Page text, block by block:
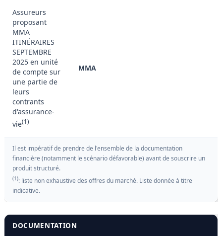
Assureurs
proposant
MMA
ITINÉRAIRES
SEPTEMBRE
2025 en unité
de compte sur
une partie de
leurs
contrants
d'assurance-
vie(1)
MMA
Il est impératif de prendre de l'ensemble de la documentation
financière (notamment le scénario défavorable) avant de souscrire un
produit structuré.
(1): liste non exhaustive des offres du marché. Liste donnée à titre
indicative.
DOCUMENTATION